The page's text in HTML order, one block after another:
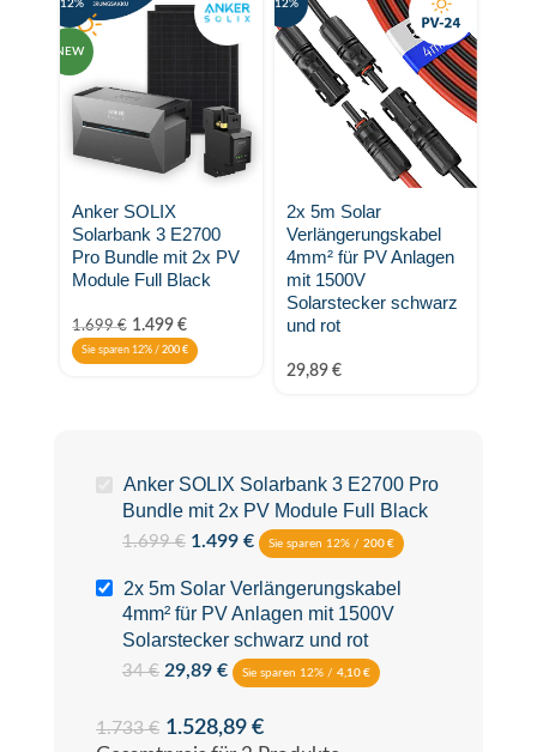
-12%
NEW
Anker SOLIX
Solarbank 3 E2700
Pro Bundle mit 2x PV
Module Full Black
1.699€ 1.499 €
Sie sparen 12% / 200 €
-12%
2x 5m Solar
Verlängerungskabel
4mm² für PV Anlagen
mit 1500V
Solarstecker schwarz
und rot
29,89 €
Anker SOLIX Solarbank 3 E2700 Pro
Bundle mit 2x PV Module Full Black
1.699€ 1.499 € Sie sparen 12% / 200 €
2x 5m Solar Verlängerungskabel
4mm² für PV Anlagen mit 1500V
Solarstecker schwarz und rot
34€ 29,89 € Sie sparen 12% / 4,10 €
1.733€ 1.528,89 €